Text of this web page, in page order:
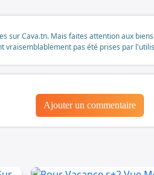
sur Cava.tn. Mais faites attention aux
vraisemblablement pas été prises par
Ajouter un commentaire